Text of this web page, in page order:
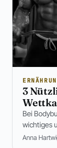
3
Bei
wichtiges
Anna